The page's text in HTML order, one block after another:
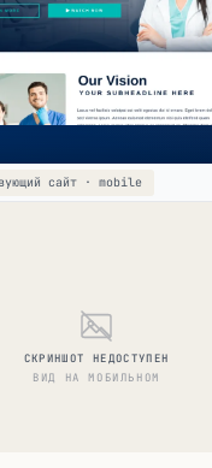
сайт · mobile
СКРИНШОТ НЕДОСТУПЕН
ВИД НА МОБИЛЬНОМ